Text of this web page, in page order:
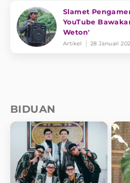
Slamet
YouTube
Weton'
Artikel 28 Januari
BIDUAN